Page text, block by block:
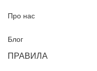
Про нас
Блог
ПРАВИЛА